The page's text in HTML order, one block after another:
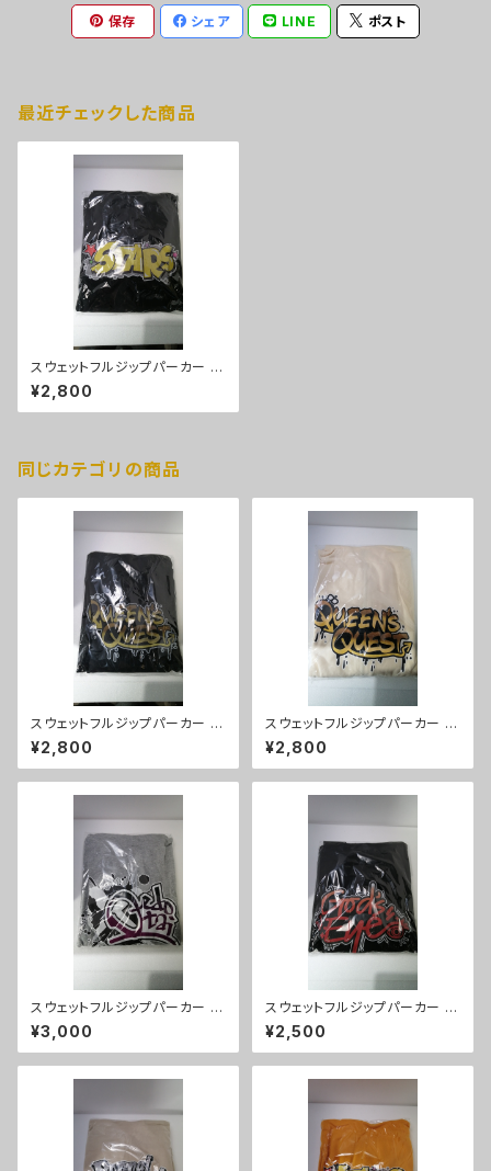
保存 シェア LINE ポスト
最近チェックした商品
スウェットフルジップパーカー S
TARSパーカー（ブラック）XLサ
イズ
¥2,800
同じカテゴリの商品
スウェットフルジップパーカー Q
ueen's Questパーカー（ブラッ
ク）XLサイズ
¥2,800
スウェットフルジップパーカー Q
ueen's Questパーカー（ナチ
ュラル）XLサイズ
¥2,800
スウェットフルジップパーカー 大
江戸隊パーカー（ミックスグレ
ー/ブラック）Lサイズ
¥3,000
スウェットフルジップパーカー G
od's Eyeパーカー（ブラック）L
サイズ
¥2,500